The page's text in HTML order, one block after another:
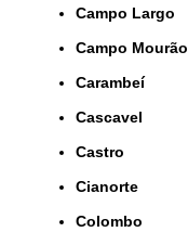
Campo Largo
Campo Mourão
Carambeí
Cascavel
Castro
Cianorte
Colombo